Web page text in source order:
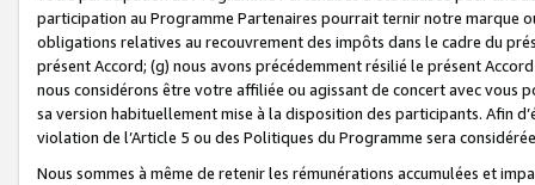
participation au Programme Partenaires pourrait ternir notre marque
obligations relatives au recouvrement des impôts dans le cadre du
présent Accord; (g) nous avons précédemment résilié le présent
nous considérons être votre affiliée ou agissant de concert avec vous
sa version habituellement mise à la disposition des participants. Afin
violation de l’Article 5 ou des Politiques du Programme sera
Nous sommes à même de retenir les rémunérations accumulées et